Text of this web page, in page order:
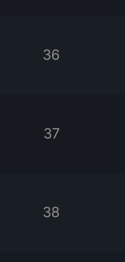
36
37
38